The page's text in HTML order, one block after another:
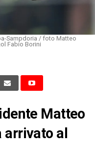
Sampdoria / foto Matteo
Fabio Borini
Matteo
al